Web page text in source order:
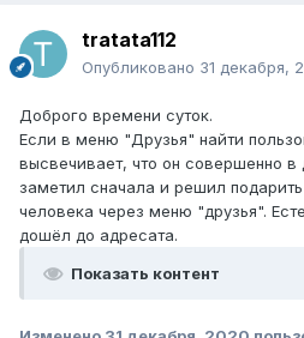
tratata112
Опубликовано 31 декабря,
Доброго времени суток.
Если в меню "Друзья" найти
высвечивает, что он совершенно в
заметил сначала и решил
человека через меню "друзья".
дошёл до адресата.
Показать контент